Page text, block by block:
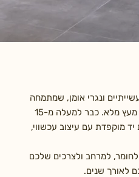
ונגרי אומן, שמתמחה
ביצירה של מטבחים ורהיטים מעץ מלא. כבר למעלה מ-15
מוקפדת עם עיצוב עכשווי,
למרחב ולצרכים שלכם
לאורך שנים.